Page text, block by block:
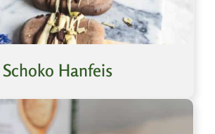
Schoko Hanfeis